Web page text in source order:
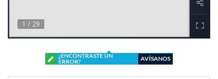
¿ENCONTRASTE UN
ERROR?
AVÍSANOS